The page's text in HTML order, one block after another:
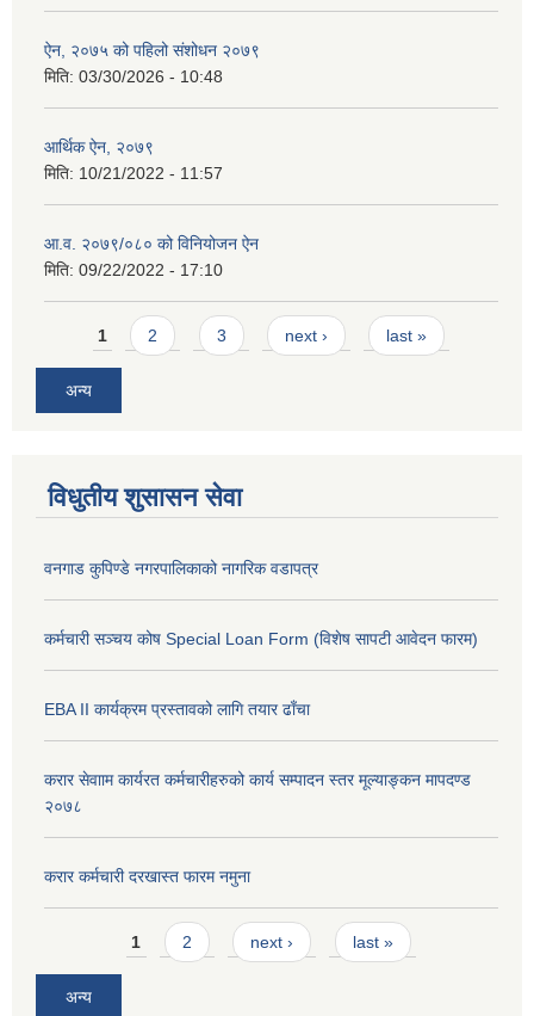
ऐन, २०७५ को पहिलो संशोधन २०७९
मिति: 03/30/2026 - 10:48
आर्थिक ऐन, २०७९
मिति: 10/21/2022 - 11:57
आ.व. २०७९/०८० को विनियोजन ऐन
मिति: 09/22/2022 - 17:10
Pages
1 2 3 next › last »
अन्य
विधुतीय शुसासन सेवा
वनगाड कुपिण्डे नगरपालिकाको नागरिक वडापत्र
कर्मचारी सञ्चय कोष Special Loan Form (विशेष सापटी आवेदन फारम)
EBA II कार्यक्रम प्रस्तावको लागि तयार ढाँचा
करार सेवााम कार्यरत कर्मचारीहरुको कार्य सम्पादन स्तर मूल्याङ्कन मापदण्ड
२०७८
करार कर्मचारी दरखास्त फारम नमुना
Pages1 2 next › last »
अन्य